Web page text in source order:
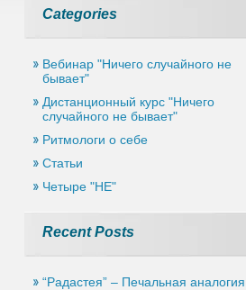
Categories
Вебинар "Ничего случайного не
бывает"
Дистанционный курс "Ничего
случайного не бывает"
Ритмологи о себе
Статьи
Четыре "НЕ"
Recent Posts
“Радастея” – Печальная анaлогия